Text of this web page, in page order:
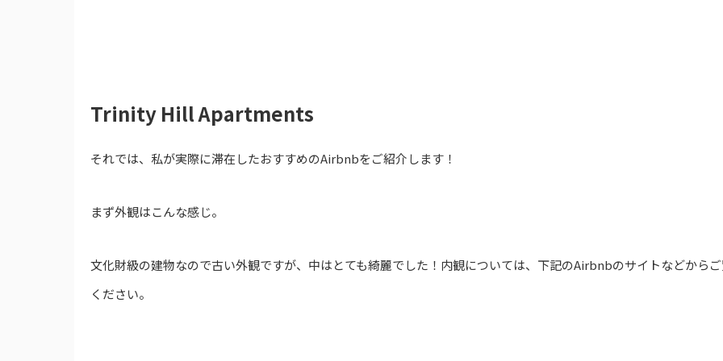
Trinity Hill Apartments
それでは、私が実際に滞在したおすすめのAirbnbをご紹介します！
まず外観はこんな感じ。
文化財級の建物なので古い外観ですが、中はとても綺麗でした！内観については、下記のAirbnbのサイトなどから
ください。